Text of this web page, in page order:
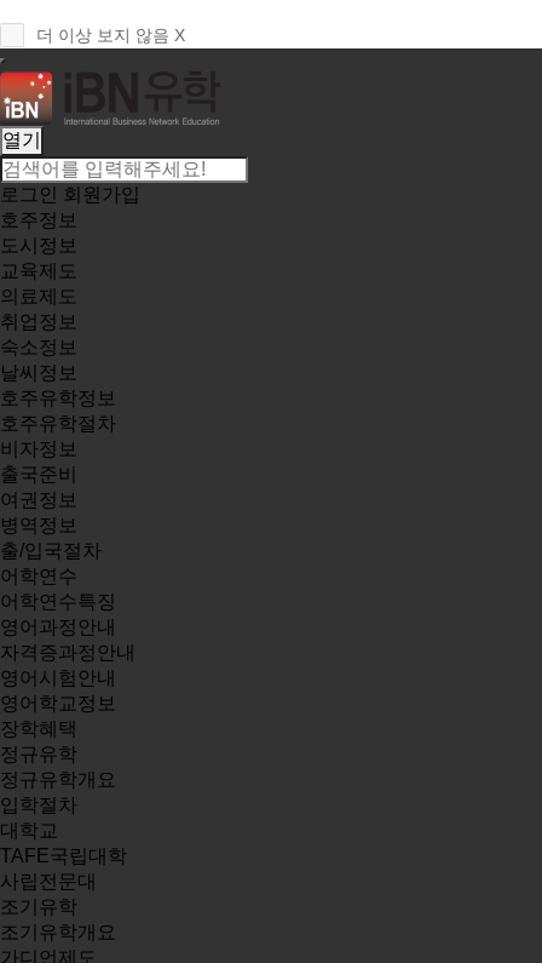
더 이상 보지 않음 X
열기
로그인
회원가입
호주정보
도시정보
교육제도
의료제도
취업정보
숙소정보
날씨정보
호주유학정보
호주유학절차
비자정보
출국준비
여권정보
병역정보
출/입국절차
어학연수
어학연수특징
영어과정안내
자격증과정안내
영어시험안내
영어학교정보
장학혜택
정규유학
정규유학개요
입학절차
대학교
TAFE국립대학
사립전문대
조기유학
조기유학개요
가디언제도